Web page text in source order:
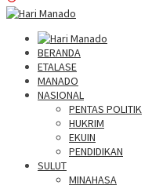
BERANDA
ETALASE
MANADO
NASIONAL
PENTAS POLITIK
HUKRIM
EKUIN
PENDIDIKAN
SULUT
MINAHASA